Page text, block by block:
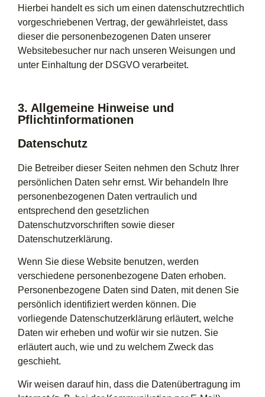
Hierbei handelt es sich um einen datenschutzrechtlich
vorgeschriebenen Vertrag, der gewährleistet, dass
dieser die personenbezogenen Daten unserer
Websitebesucher nur nach unseren Weisungen und
unter Einhaltung der DSGVO verarbeitet.
3. Allgemeine Hinweise und
Pflichtinformationen
Datenschutz
Die Betreiber dieser Seiten nehmen den Schutz Ihrer
persönlichen Daten sehr ernst. Wir behandeln Ihre
personenbezogenen Daten vertraulich und
entsprechend den gesetzlichen
Datenschutzvorschriften sowie dieser
Datenschutzerklärung.
Wenn Sie diese Website benutzen, werden
verschiedene personenbezogene Daten erhoben.
Personenbezogene Daten sind Daten, mit denen Sie
persönlich identifiziert werden können. Die
vorliegende Datenschutzerklärung erläutert, welche
Daten wir erheben und wofür wir sie nutzen. Sie
erläutert auch, wie und zu welchem Zweck das
geschieht.
Wir weisen darauf hin, dass die Datenübertragung im